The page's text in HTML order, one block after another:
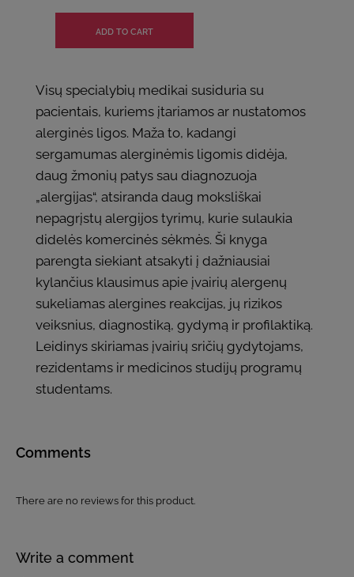
Visų specialybių medikai susiduria su
pacientais, kuriems įtariamos ar nustatomos
alerginės ligos. Maža to, kadangi
sergamumas alerginėmis ligomis didėja,
daug žmonių patys sau diagnozuoja
„alergijas“, atsiranda daug moksliškai
nepagrįstų alergijos tyrimų, kurie sulaukia
didelės komercinės sėkmės. Ši knyga
parengta siekiant atsakyti į dažniausiai
kylančius klausimus apie įvairių alergenų
sukeliamas alergines reakcijas, jų rizikos
veiksnius, diagnostiką, gydymą ir profilaktiką.
Leidinys skiriamas įvairių sričių gydytojams,
rezidentams ir medicinos studijų programų
studentams.
Comments
There are no reviews for this product.
Write a comment